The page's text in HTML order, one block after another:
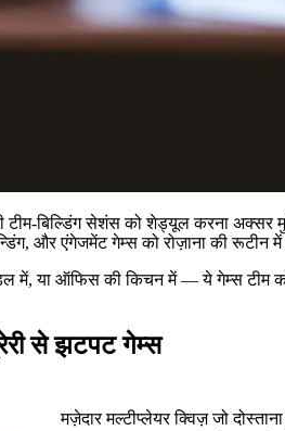
टीम-बिल्डिंग सेशंस को शेड्यूल करना अक्सर
और एंगेजमेंट गेम्स को रोज़ाना की
में, या ऑफिस की किचन में — ये गेम्स
से झटपट गेम्स
मज़ेदार मल्टीप्लेयर क्विज़ जो